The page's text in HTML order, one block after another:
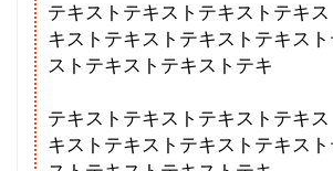
テキストテキストテキストテキ
キストテキストテキストテキス
ストテキストテキストテキ
テキストテキストテキストテキ
キストテキストテキストテキス